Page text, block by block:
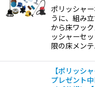
ポリッシャ
うに、組み
から床ワッ
ッシャーセ
限の床メン
【ポリッシ
プレゼント